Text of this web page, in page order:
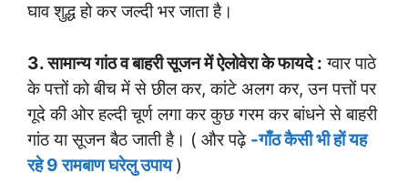
घाव शुद्ध हो कर जल्दी भर जाता है।
3. सामान्य गांठ व बाहरी सूजन में ऐलोवेरा के फायदे : ग्वार पाठे
के पत्तों को बीच में से छील कर, कांटे अलग कर, उन पत्तों पर
गूदे की ओर हल्दी चूर्ण लगा कर कुछ गरम कर बांधने से बाहरी
गांठ या सूजन बैठ जाती है। ( और पढ़े -गाँठ कैसी भी हों यह
रहे 9 रामबाण घरेलु उपाय)